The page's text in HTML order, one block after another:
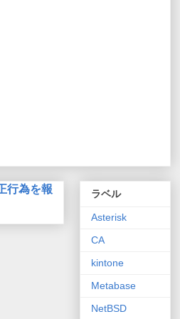
行為を報 ラベル
Asterisk
CA
kintone
Metabase
NetBSD